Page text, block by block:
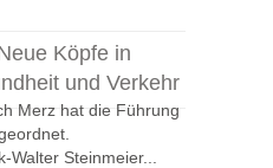
Köpfe in
und Verkehr
Merz hat die Führung
Steinmeier...